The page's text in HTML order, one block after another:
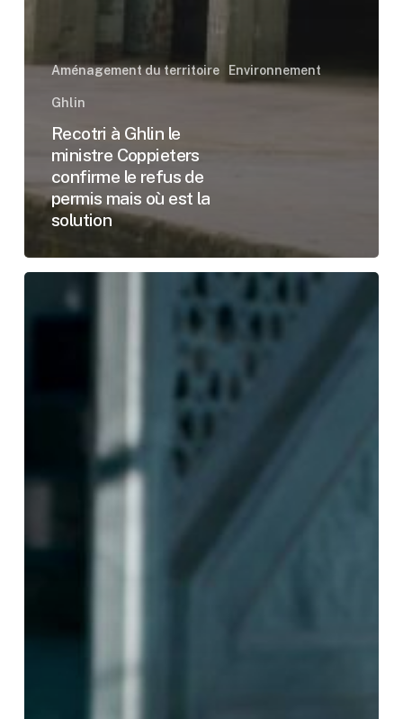
Aménagement du territoire Environnement
Ghlin
Recotri à Ghlin le
ministre Coppieters
confirme le refus de
permis mais où est la
solution